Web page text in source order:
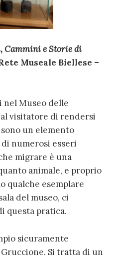
Cammini e Storie di
Museale Biellese –
Museo delle
visitatore di rendersi
un elemento
numerosi esseri
migrare è una
animale, e proprio
qualche esemplare
del museo, ci
questa pratica.
sicuramente
Si tratta di un